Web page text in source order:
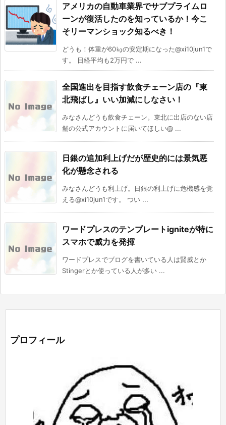
アメリカの自動車業界でサブプライムロ
ーンが復活したのを知っているか！今こ
そリーマンショック知るべき！
どうも！体重が60㎏の安定期になった@xi10jun1で
す。 日経平均も2万円で ...
全国進出を目指す飲食チェーン店の『東
北飛ばし』いい加減にしなさい！
みなさんどうも飲食チェーン。東北に出店のない店
舗の公式アカウントに届いてほしい@ ...
日銀の追加利上げだが歴史的には景気悪
化が懸念される
みなさんどうも利上げ。日銀の利上げに危機感を覚
える@xi10jun1です。 つい ...
ワードプレスのテンプレートigniteが特に
スマホで威力を発揮
ワードプレスでブログを書いている人は賢威とか
Stingerとか使っている人が多い ...
プロフィール